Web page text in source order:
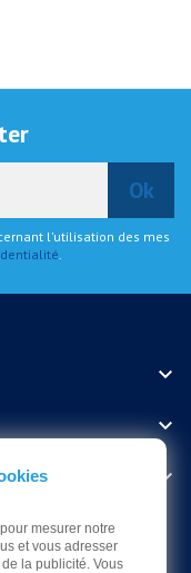
l'utilisation des mes



mesurer notre
et vous adresser
la publicité. Vous